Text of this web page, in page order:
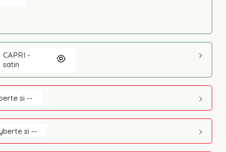
CAPRI -
satin
si --
si --